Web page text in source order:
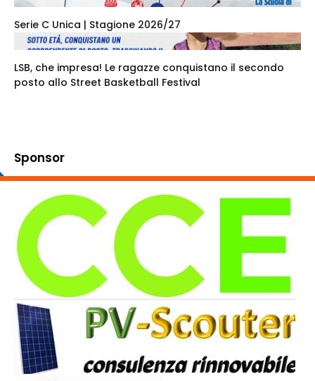
Serie C Unica | Stagione 2026/27
LSB, che impresa! Le ragazze conquistano il secondo
posto allo Street Basketball Festival
Sponsor